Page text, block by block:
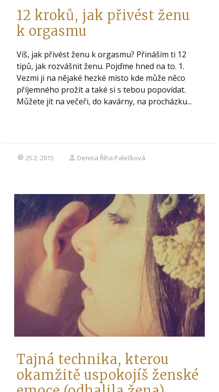
12 kroků, jak přivést ženu
k orgasmu
Víš, jak přivést ženu k orgasmu? Přináším ti 12
tipů, jak rozvášnit ženu. Pojďme hned na to. 1.
Vezmi ji na nějaké hezké místo kde může něco
příjemného prožít a také si s tebou popovídat.
Můžete jít na večeři, do kavárny, na procházku...
25.2. 2015 Denisa Říha Palečková
Tajná technika, kterou
okamžitě uspokojíš ženské